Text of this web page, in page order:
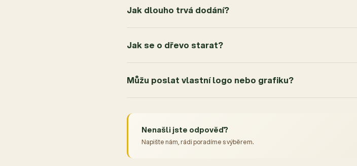
Jak dlouho trvá dodání?
Jak se o dřevo starat?
Můžu poslat vlastní logo nebo grafiku?
Nenašli jste odpověď?
Napište nám, rádi poradíme s výběrem.